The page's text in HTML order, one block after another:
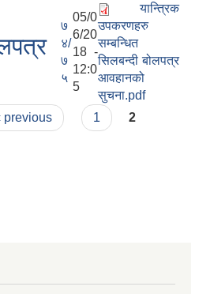
७
४/
७
५
05/0
6/20
18 -
12:0
5
यान्त्रिक
उपकरणहरु
सम्बन्धित
सिलबन्दी बोलपत्र
आवहानको
सुचना.pdf
previous 1 2